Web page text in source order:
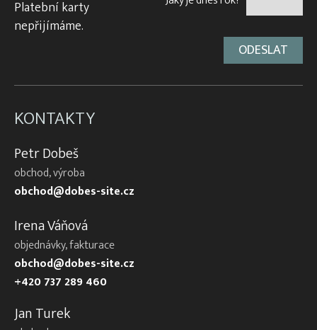
Platební karty
nepřijímáme.
KONTAKTY
Petr Dobeš
obchod, výroba
obchod@dobes-site.cz
Irena Váňová
objednávky, fakturace
obchod@dobes-site.cz
+420 737 289 460
Jan Turek